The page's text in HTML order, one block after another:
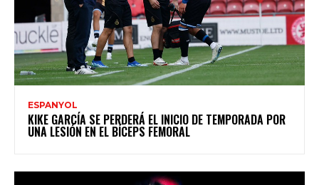
ESPANYOL
KIKE GARCÍA SE PERDERÁ EL INICIO DE TEMPORADA POR
UNA LESIÓN EN EL BÍCEPS FEMORAL